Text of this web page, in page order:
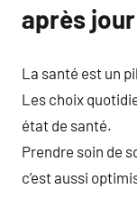
après jour
La santé est un
Les choix
état de santé.
Prendre soin de
c’est aussi